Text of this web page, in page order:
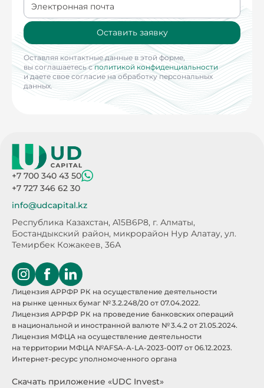
Электронная почта
Оставить заявку
Оставляя контактные данные в этой форме,
вы соглашаетесь сполитикой конфиденциальности
и даете свое согласие на обработку персональных
данных.
+7 700 340 43 50
+7 727 346 62 30
info@udcapital.kz
Республика Казахстан, A15B6P8, г. Алматы,
Бостандыкский район, микрорайон Нур Алатау, ул.
Темирбек Кожакеев, 36А
Лицензия АРРФР РК на осуществление деятельности
на рынке ценных бумаг № 3.2.248/20 от 07.04.2022.
Лицензия АРРФР РК на проведение банковских операций
в национальной и иностранной валюте № 3.4.2 от 21.05.2024.
Лицензия МФЦА на осуществление деятельности
на территории МФЦА №AFSA-A-LA-2023-0017 от 06.12.2023.
Интернет-ресурс уполномоченного органа
Скачать приложение «UDC Invest»